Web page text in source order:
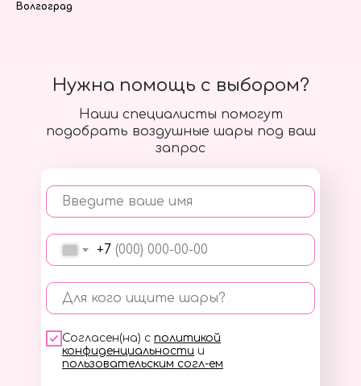
Волгоград
Наши специалисты помогут
подобрать воздушные шары под ваш
запрос
Введите ваше имя
+7
Для кого ищите шары?
Согласен(на) с политикой
конфиденциальности и
пользовательским согл-ем
Нужна помощь с выбором?